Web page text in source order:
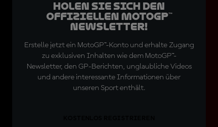
Holen Sie sich den
offiziellen MotoGP™
Newsletter!
Erstelle jetzt ein MotoGP™-Konto und erhalte Zugang
zu exklusiven Inhalten wie dem MotoGP™-
Newsletter, den GP-Berichten, unglaubliche Videos
und andere interessante Informationen über
unseren Sport enthält.